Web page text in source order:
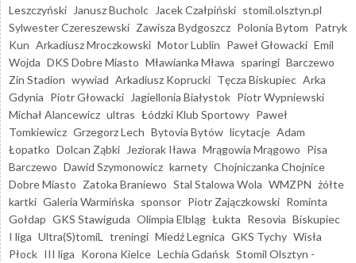
Leszczyński
Janusz Bucholc Jacek Czałpiński stomil.olsztyn.pl
Sylwester Czereszewski Zawisza Bydgoszcz Polonia Bytom Patryk
Kun Arkadiusz Mroczkowski Motor Lublin Paweł Głowacki Emil
Wojda DKS Dobre Miasto Mławianka Mława sparingi Barczewo
Zin Stadion wywiad Arkadiusz Koprucki Tęcza Biskupiec Arka
Gdynia Piotr Głowacki Jagiellonia Białystok Piotr Wypniewski
Michał Alancewicz ultras Łódzki Klub Sportowy Paweł
Tomkiewicz Grzegorz Lech Bytovia Bytów licytacje Adam
Łopatko Dolcan Ząbki Jeziorak Iława Mrągowia Mrągowo Pisa
Barczewo Dawid Szymonowicz karnety Chojniczanka Chojnice
Dobre Miasto Zatoka Braniewo Stal Stalowa Wola WMZPN żółte
kartki Galeria Warmińska sponsor Piotr Zajączkowski Rominta
Gołdap GKS Stawiguda Olimpia Elbląg Łukta Resovia Biskupiec
I liga Ultra(S)tomiL treningi Miedź Legnica GKS Tychy Wisła
Płock III liga Korona Kielce Lechia Gdańsk Stomil Olsztyn -